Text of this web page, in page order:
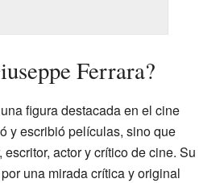
Ferrara?
figura destacada en el cine
y escribió películas, sino que
actor y crítico de cine. Su
una mirada crítica y original